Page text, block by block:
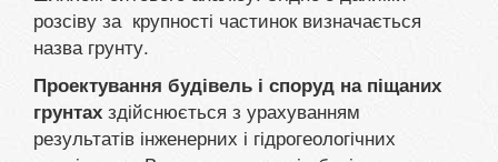
розсіву за крупності частинок визначається
назва грунту.
Проектування будівель і споруд на піщаних
грунтах здійснюється з урахуванням
результатів інженерних і гідрогеологічних